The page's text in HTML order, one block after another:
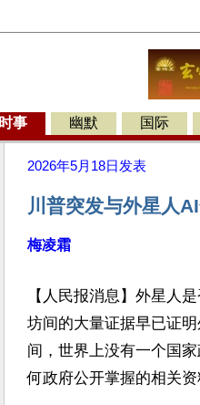
时事 幽默 国际
2026年5月18日 发表
川普突发与外星人
梅凌霜
【人民报消息】外星人
坊间的大量证据早已证
间，世界上没有一个国
何政府公开掌握的相关资